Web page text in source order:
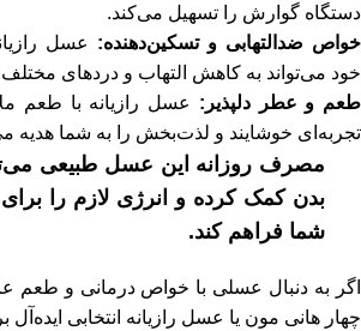
دستگاه گوارش را تسهیل می‌کند.
خواص ضدالتهابی و تسکین‌دهنده: عسل
خود می‌تواند به کاهش التهاب و دردهای
طعم و عطر دلپذیر: عسل رازیانه با طعم
تجربه‌ای خوشایند و لذت‌بخش را به شما هدیه
مصرف روزانه این عسل طبیعی
بدن کمک کرده و انرژی لازم را
شما فراهم کند.
اگر به دنبال عسلی با خواص درمانی و طعم
چهار هانی مون یا عسل رازیانه انتخابی ایده‌آل